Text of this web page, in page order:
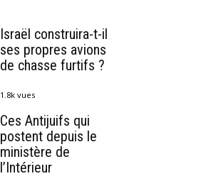
Israël construira-t-il
ses propres avions
de chasse furtifs ?
1.8k vues
Ces Antijuifs qui
postent depuis le
ministère de
l’Intérieur